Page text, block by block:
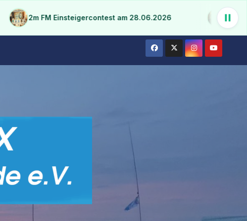
2m FM Einsteigercontest am 28.06.2026 13 DX